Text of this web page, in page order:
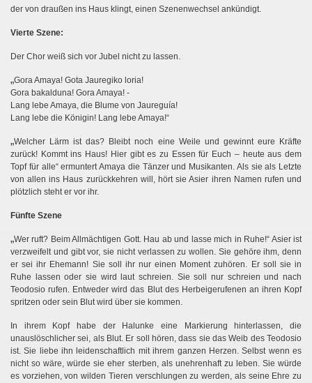
der von draußen ins Haus klingt, einen Szenenwechsel ankündigt.
Vierte Szene:
Der Chor weiß sich vor Jubel nicht zu lassen.
„Gora Amaya! Gota Jauregiko loria!
Gora bakalduna! Gora Amaya! -
Lang lebe Amaya, die Blume von Jaureguía!
Lang lebe die Königin! Lang lebe Amaya!“
„Welcher Lärm ist das? Bleibt noch eine Weile und gewinnt eure Kräfte
zurück! Kommt ins Haus! Hier gibt es zu Essen für Euch – heute aus dem
Topf für alle“ ermuntert Amaya die Tänzer und Musikanten. Als sie als Letzte
von allen ins Haus zurückkehren will, hört sie Asier ihren Namen rufen und
plötzlich steht er vor ihr.
Fünfte Szene
„Wer ruft? Beim Allmächtigen Gott. Hau ab und lasse mich in Ruhe!“ Asier ist
verzweifelt und gibt vor, sie nicht verlassen zu wollen. Sie gehöre ihm, denn
er sei ihr Ehemann! Sie soll ihr nur einen Moment zuhören. Er soll sie in
Ruhe lassen oder sie wird laut schreien. Sie soll nur schreien und nach
Teodosio rufen. Entweder wird das Blut des Herbeigerufenen an ihren Kopf
spritzen oder sein Blut wird über sie kommen.
In ihrem Kopf habe der Halunke eine Markierung hinterlassen, die
unauslöschlicher sei, als Blut. Er soll hören, dass sie das Weib des Teodosio
ist. Sie liebe ihn leidenschaftlich mit ihrem ganzen Herzen. Selbst wenn es
nicht so wäre, würde sie eher sterben, als unehrenhaft zu leben. Sie würde
es vorziehen, von wilden Tieren verschlungen zu werden, als seine Ehre zu